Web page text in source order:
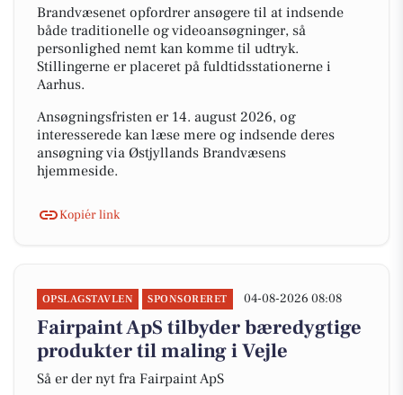
Brandvæsenet opfordrer ansøgere til at indsende
både traditionelle og videoansøgninger, så
personlighed nemt kan komme til udtryk.
Stillingerne er placeret på fuldtidsstationerne i
Aarhus.
Ansøgningsfristen er 14. august 2026, og
interesserede kan læse mere og indsende deres
ansøgning via Østjyllands Brandvæsens
hjemmeside.
Kopiér link
OPSLAGSTAVLEN SPONSORERET 04-08-2026 08:08
Fairpaint ApS tilbyder bæredygtige
produkter til maling i Vejle
Så er der nyt fra Fairpaint ApS